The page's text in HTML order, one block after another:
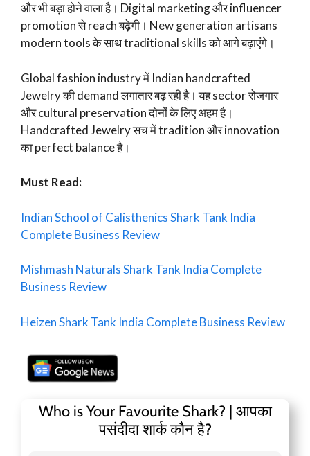
और भी बड़ा होने वाला है। Digital marketing और influencer
promotion से reach बढ़ेगी। New generation artisans
modern tools के साथ traditional skills को आगे बढ़ाएंगे।
Global fashion industry में Indian handcrafted
Jewelry की demand लगातार बढ़ रही है। यह sector रोजगार
और cultural preservation दोनों के लिए अहम है।
Handcrafted Jewelry सच में tradition और innovation
का perfect balance है।
Must Read:
Indian School of Calisthenics Shark Tank India
Complete Business Review
Mishmash Naturals Shark Tank India Complete
Business Review
Heizen Shark Tank India Complete Business Review
Who is Your Favourite Shark? | आपका
पसंदीदा शार्क कौन है?